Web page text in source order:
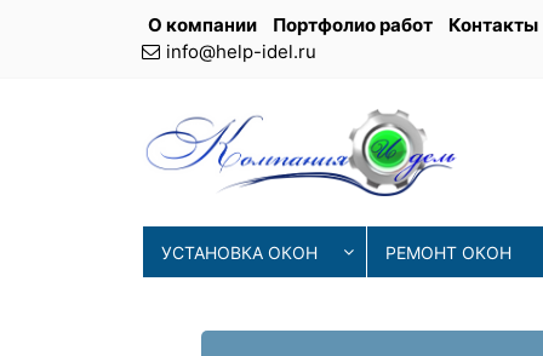
О компании Портфолио работ
Контакты
info@help-idel.ru
УСТАНОВКА ОКОН РЕМОНТ ОКОН